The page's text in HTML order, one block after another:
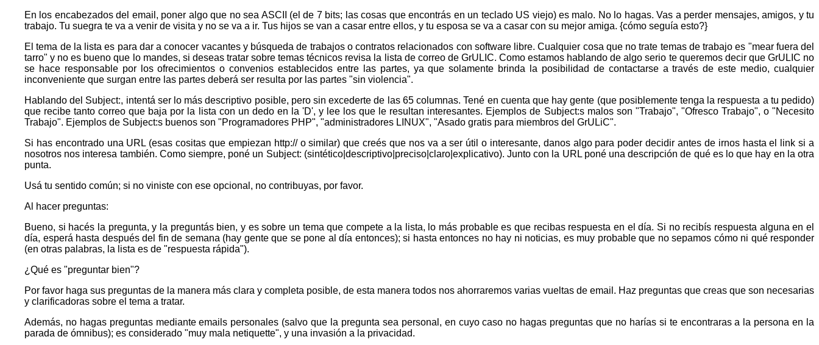
En los encabezados del email, poner algo que no sea ASCII (el de 7 bits; las cosas que encontrás en un teclado US viejo) es malo. No lo hagas. Vas a perder mensajes, amigos, y tu
trabajo. Tu suegra te va a venir de visita y no se va a ir. Tus hijos se van a casar entre ellos, y tu esposa se va a casar con su mejor amiga. {cómo seguía esto?}
El tema de la lista es para dar a conocer vacantes y búsqueda de trabajos o contratos relacionados con software libre. Cualquier cosa que no trate temas de trabajo es "mear fuera del
tarro" y no es bueno que lo mandes, si deseas tratar sobre temas técnicos revisa la lista de correo de GrULIC. Como estamos hablando de algo serio te queremos decir que GrULIC no
se hace responsable por los ofrecimientos o convenios establecidos entre las partes, ya que solamente brinda la posibilidad de contactarse a través de este medio, cualquier
inconveniente que surgan entre las partes deberá ser resulta por las partes "sin violencia".
Hablando del Subject:, intentá ser lo más descriptivo posible, pero sin excederte de las 65 columnas. Tené en cuenta que hay gente (que posiblemente tenga la respuesta a tu pedido)
que recibe tanto correo que baja por la lista con un dedo en la 'D', y lee los que le resultan interesantes. Ejemplos de Subject:s malos son "Trabajo", "Ofresco Trabajo", o "Necesito
Trabajo". Ejemplos de Subject:s buenos son "Programadores PHP", "administradores LINUX", "Asado gratis para miembros del GrULiC".
Si has encontrado una URL (esas cositas que empiezan http:// o similar) que creés que nos va a ser útil o interesante, danos algo para poder decidir antes de irnos hasta el link si a
nosotros nos interesa también. Como siempre, poné un Subject: (sintético|descriptivo|preciso|claro|explicativo). Junto con la URL poné una descripción de qué es lo que hay en la otra
punta.
Usá tu sentido común; si no viniste con ese opcional, no contribuyas, por favor.
Al hacer preguntas:
Bueno, si hacés la pregunta, y la preguntás bien, y es sobre un tema que compete a la lista, lo más probable es que recibas respuesta en el día. Si no recibís respuesta alguna en el
día, esperá hasta después del fin de semana (hay gente que se pone al día entonces); si hasta entonces no hay ni noticias, es muy probable que no sepamos cómo ni qué responder
(en otras palabras, la lista es de "respuesta rápida").
¿Qué es "preguntar bien"?
Por favor haga sus preguntas de la manera más clara y completa posible, de esta manera todos nos ahorraremos varias vueltas de email. Haz preguntas que creas que son necesarias
y clarificadoras sobre el tema a tratar.
Además, no hagas preguntas mediante emails personales (salvo que la pregunta sea personal, en cuyo caso no hagas preguntas que no harías si te encontraras a la persona en la
parada de ómnibus); es considerado "muy mala netiquette", y una invasión a la privacidad.